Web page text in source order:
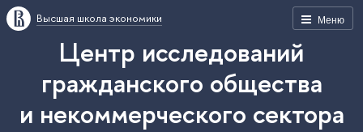
Меню
Высшая школа экономики
Центр исследований
гражданского общества
и некоммерческого сектора